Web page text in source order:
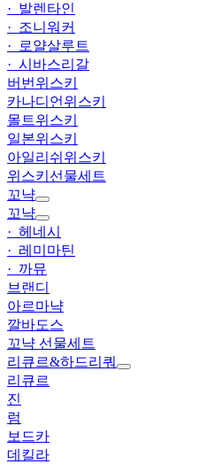
· 발렌타인
· 조니워커
· 로얄살루트
· 시바스리갈
버번위스키
카나디언위스키
몰트위스키
일본위스키
아일리쉬위스키
위스키선물세트
꼬냑
꼬냑
· 헤네시
· 레미마틴
· 까뮤
브랜디
아르마냑
깔바도스
꼬냑 선물세트
리큐르&하드리쿼
리큐르
진
럼
보드카
데킬라